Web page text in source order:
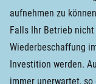
aufnehmen zu
Falls Ihr Betrieb
Wiederbeschaffung
Investition werden.
immer unerwartet,